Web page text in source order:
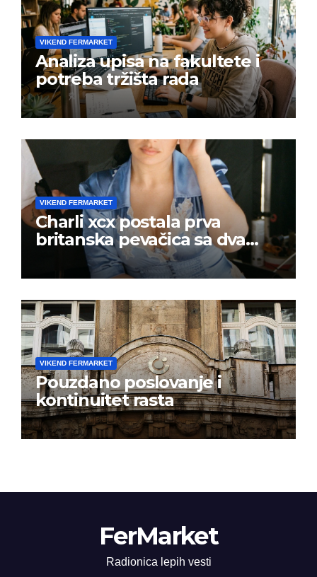
VIKEND FERMARKET
Analiza upisa na fakultete i
potreba tržišta rada
VIKEND FERMARKET
Charli xcx postala prva
britanska pevačica sa dva
albuma na prvom mestu u
istoj kalendarskoj godini
VIKEND FERMARKET
Pouzdano poslovanje i
kontinuitet rasta
FerMarket
Radionica lepih vesti